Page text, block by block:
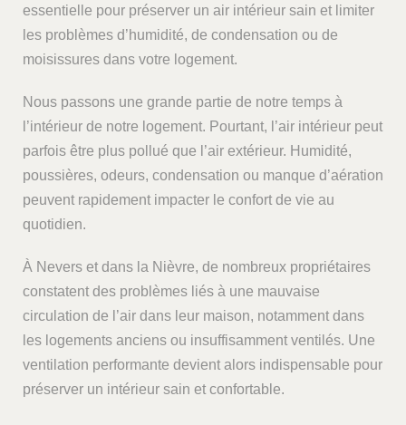
essentielle pour préserver un air intérieur sain et limiter
les problèmes d’humidité, de condensation ou de
moisissures dans votre logement.
Nous passons une grande partie de notre temps à
l’intérieur de notre logement. Pourtant, l’air intérieur peut
parfois être plus pollué que l’air extérieur. Humidité,
poussières, odeurs, condensation ou manque d’aération
peuvent rapidement impacter le confort de vie au
quotidien.
À Nevers et dans la Nièvre, de nombreux propriétaires
constatent des problèmes liés à une mauvaise
circulation de l’air dans leur maison, notamment dans
les logements anciens ou insuffisamment ventilés. Une
ventilation performante devient alors indispensable pour
préserver un intérieur sain et confortable.